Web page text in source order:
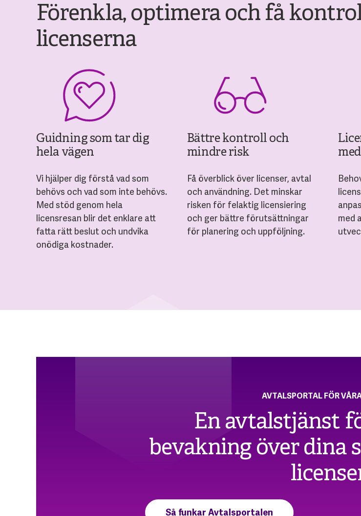
Förenkla, optimera och få
licenserna
Guidning som tar dig
hela vägen
Vi hjälper dig förstå vad som
behövs och vad som inte behövs.
Med stöd genom hela
licensresan blir det enklare att
fatta rätt beslut och undvika
onödiga kostnader.
Bättre kontroll och
mindre risk
Få överblick över licenser, avtal
och användning. Det minskar
risken för felaktig licensiering
och ger bättre förutsättningar
för planering och uppföljning.
med
AVTALSPORTAL FÖR
En avtalstjänst
bevakning över dina
Så funkar Avtalsportalen